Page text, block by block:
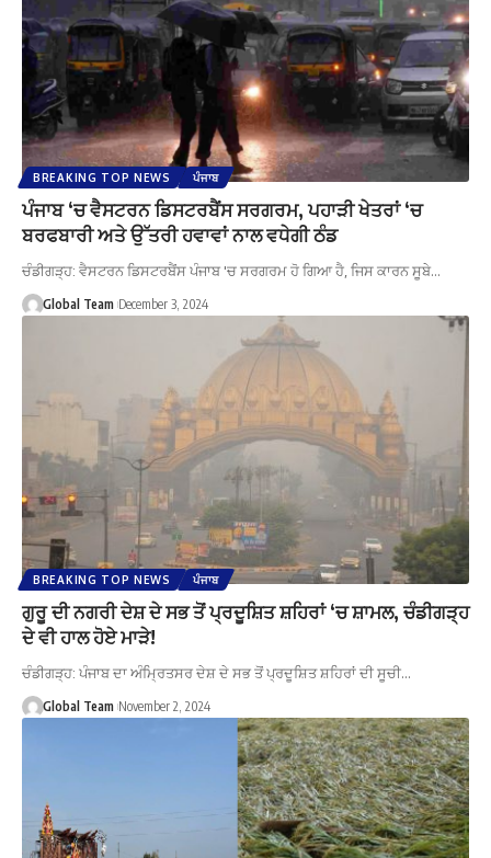
BREAKING TOP NEWS ਪੰਜਾਬ
ਪੰਜਾਬ ‘ਚ ਵੈਸਟਰਨ ਡਿਸਟਰਬੈਂਸ ਸਰਗਰਮ, ਪਹਾੜੀ ਖੇਤਰਾਂ ‘ਚ
ਬਰਫਬਾਰੀ ਅਤੇ ਉੱਤਰੀ ਹਵਾਵਾਂ ਨਾਲ ਵਧੇਗੀ ਠੰਡ
ਚੰਡੀਗੜ੍ਹ: ਵੈਸਟਰਨ ਡਿਸਟਰਬੈਂਸ ਪੰਜਾਬ 'ਚ ਸਰਗਰਮ ਹੋ ਗਿਆ ਹੈ, ਜਿਸ ਕਾਰਨ ਸੂਬੇ…
Global Team December 3, 2024
BREAKING TOP NEWS ਪੰਜਾਬ
ਗੁਰੂ ਦੀ ਨਗਰੀ ਦੇਸ਼ ਦੇ ਸਭ ਤੋਂ ਪ੍ਰਦੂਸ਼ਿਤ ਸ਼ਹਿਰਾਂ ‘ਚ ਸ਼ਾਮਲ, ਚੰਡੀਗੜ੍ਹ
ਦੇ ਵੀ ਹਾਲ ਹੋਏ ਮਾੜੇ!
ਚੰਡੀਗੜ੍ਹ: ਪੰਜਾਬ ਦਾ ਅੰਮ੍ਰਿਤਸਰ ਦੇਸ਼ ਦੇ ਸਭ ਤੋਂ ਪ੍ਰਦੂਸ਼ਿਤ ਸ਼ਹਿਰਾਂ ਦੀ ਸੂਚੀ…
Global Team November 2, 2024